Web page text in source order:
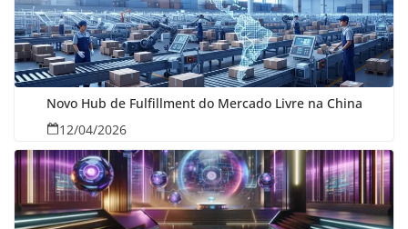
Novo Hub de Fulfillment do Mercado Livre na China
12/04/2026